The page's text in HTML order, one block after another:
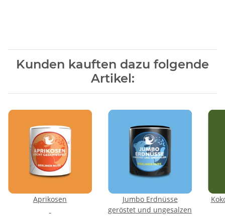
Kunden kauften dazu folgende
Artikel:
Aprikosen
Jumbo Erdnüsse
geröstet und ungesalzen